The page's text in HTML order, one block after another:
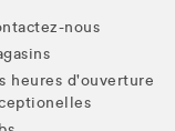
nous
heures d'ouverture